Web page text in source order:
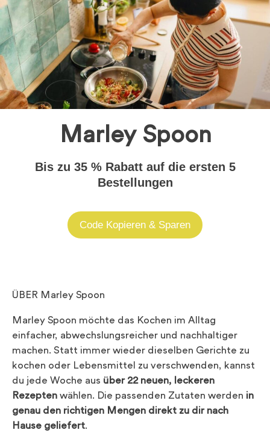
Marley Spoon
Bis zu 35 % Rabatt auf die ersten 5
Bestellungen
Code Kopieren & Sparen
ÜBER Marley Spoon
Marley Spoon möchte das Kochen im Alltag
einfacher, abwechslungsreicher und nachhaltiger
machen. Statt immer wieder dieselben Gerichte zu
kochen oder Lebensmittel zu verschwenden, kannst
du jede Woche aus über 22 neuen, leckeren
Rezepten wählen. Die passenden Zutaten werden in
genau den richtigen Mengen direkt zu dir nach
Hause geliefert.